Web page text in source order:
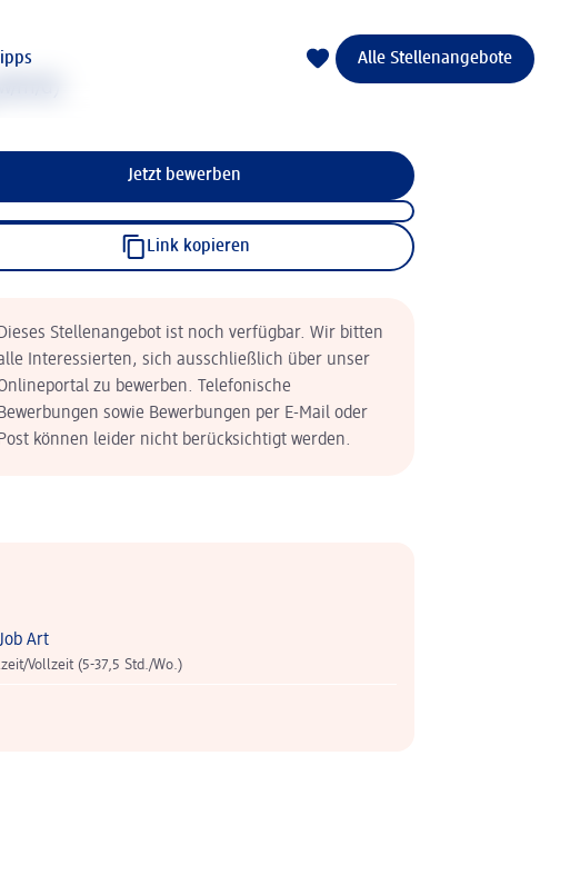
Alle Stellenangebote
Jetzt bewerben
Link kopieren
Dieses Stellenangebot ist noch verfügbar. Wir bitten
Interessierten, sich ausschließlich über unser
zu bewerben. Telefonische
Bewerbungen sowie Bewerbungen per E-Mail oder
Post können leider nicht berücksichtigt werden.
Job Art
Vollzeit (5-37,5 Std./Wo.)